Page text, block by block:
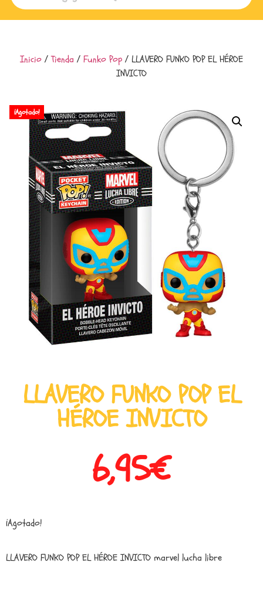
Inicio /Tienda / Funko Pop / LLAVERO FUNKO POP EL HÉROE
INVICTO
¡Agotado!
LLAVERO FUNKO POP EL
HÉROE INVICTO
6,95€
¡Agotado!
LLAVERO FUNKO POP EL HÉROE INVICTO marvel lucha libre